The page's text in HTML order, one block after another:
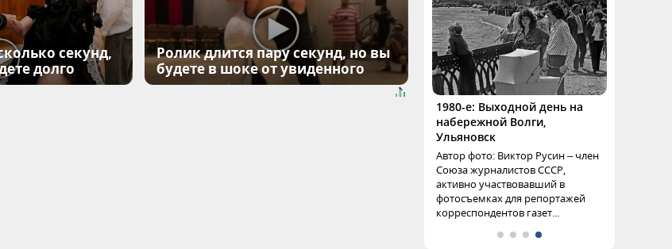
секунд,
долго
Ролик длится пару секунд, но вы
будете в шоке от увиденного
1980-е: Выходной день на
набережной Волги,
Ульяновск
Автор фото: Виктор Русин – член
Союза журналистов СССР,
активно участвовавший в
фотосъемках для репортажей
корреспондентов газет...